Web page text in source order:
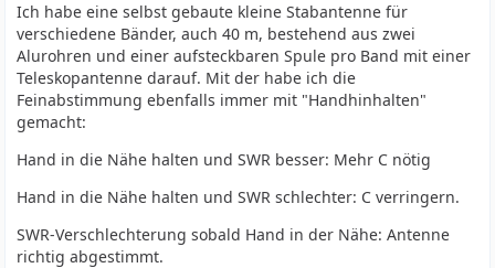
Ich habe eine selbst gebaute kleine Stabantenne für
verschiedene Bänder, auch 40 m, bestehend aus zwei
Alurohren und einer aufsteckbaren Spule pro Band mit einer
Teleskopantenne darauf. Mit der habe ich die
Feinabstimmung ebenfalls immer mit "Handhinhalten"
gemacht:
Hand in die Nähe halten und SWR besser: Mehr C nötig
Hand in die Nähe halten und SWR schlechter: C verringern.
SWR-Verschlechterung sobald Hand in der Nähe: Antenne
richtig abgestimmt.